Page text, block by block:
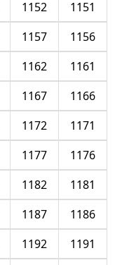
1151
1152
1156
1157
1161
1162
1166
1167
1171
1172
1176
1177
1181
1182
1186
1187
1191
1192